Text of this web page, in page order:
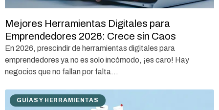
Mejores Herramientas Digitales para
Emprendedores 2026: Crece sin Caos
En 2026, prescindir de herramientas digitales para
emprendedores ya no es solo incómodo, ¡es caro! Hay
negocios que no fallan por falta...
GUÍAS Y HERRAMIENTAS